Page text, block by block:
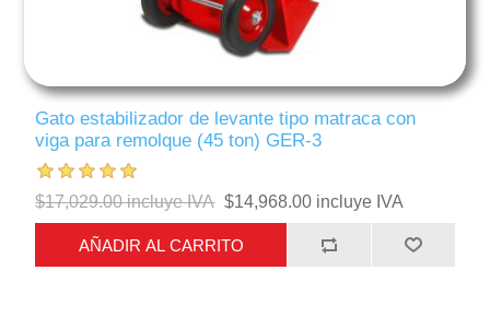
Gato estabilizador de levante tipo matraca con
viga para remolque (45 ton) GER-3
$17,029.00 incluye IVA $14,968.00 incluye IVA
AÑADIR AL CARRITO